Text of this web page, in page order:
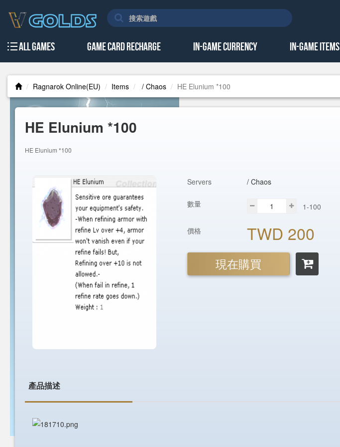
All Games Game Card Recharge In-Game Currency In-Game Items
Ragnarok Online(EU) Items / Chaos HE Elunium *100
HE Elunium *100
HE Elunium *100
Servers / Chaos
數量 1-100
價格 TWD 200
現在購買
產品描述